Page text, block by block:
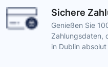
Sichere
Genießen Sie
Zahlungsdaten,
in Dublin